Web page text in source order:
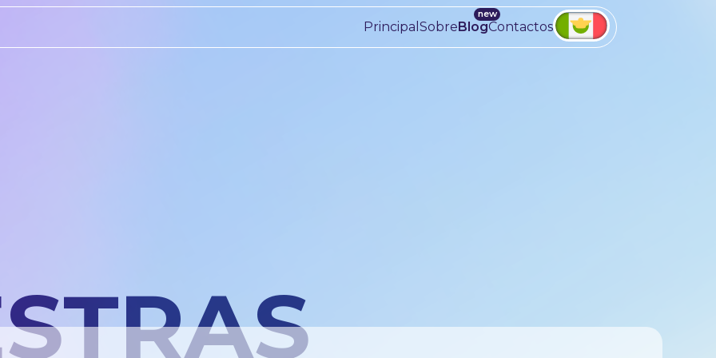
PrincipalSobreBlogContactos